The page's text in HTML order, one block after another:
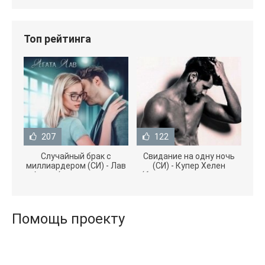
Топ рейтинга
207
Случайный брак с
миллиардером (СИ) - Лав
Агата (полная версия
122
Свидание на одну ночь
(СИ) - Купер Хелен
(бесплатные серии книг
Помощь проекту